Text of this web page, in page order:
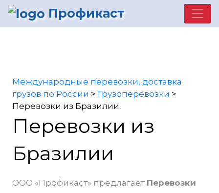
Профикаст
Международные перевозки, доставка
грузов по России > Грузоперевозки >
Перевозки из Бразилии
Перевозки из
Бразилии
ООО «Профикаст» предлагает Перевозки